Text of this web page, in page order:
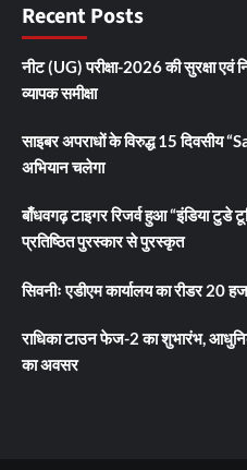
Recent Posts
नीट (UG) परीक्षा-2026 की सुरक्षा एवं
व्यापक समीक्षा
साइबर अपराधों के विरुद्ध 15 दिवसीय
अभियान चलेगा
बाँधवगढ़ टाइगर रिजर्व हुआ “इंडिया टुडे
प्रतिष्ठित पुरस्कार से पुरस्कृत
सिवनीः एडीएम कार्यालय का रीडर 20
राधिका टाउन फेज-2 का शुभारंभ,
का अवसर